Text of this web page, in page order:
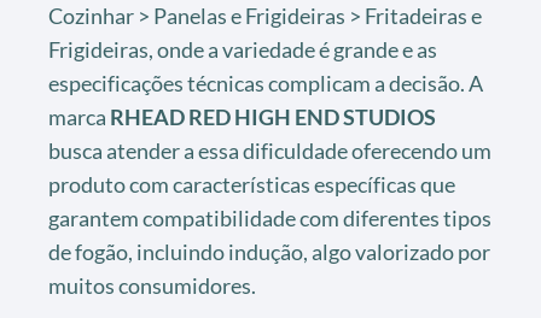
Cozinhar > Panelas e Frigideiras > Fritadeiras e
Frigideiras, onde a variedade é grande e as
especificações técnicas complicam a decisão. A
marca RHEAD RED HIGH END STUDIOS
busca atender a essa dificuldade oferecendo um
produto com características específicas que
garantem compatibilidade com diferentes tipos
de fogão, incluindo indução, algo valorizado por
muitos consumidores.